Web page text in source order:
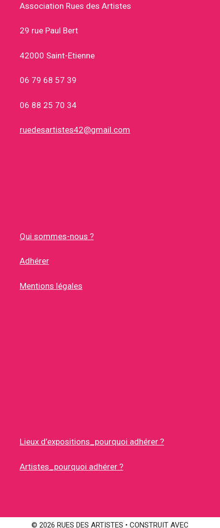
Association Rues des Artistes
29 rue Paul Bert
42000 Saint-Etienne
06 79 68 57 39
06 88 25 70 34
ruedesartistes42@gmail.com
Qui sommes-nous ?
Adhérer
Mentions légales
Lieux d’expositions_pourquoi adhérer ?
Artistes_pourquoi adhérer ?
© 2026 RUES DES ARTISTES • CONSTRUIT AVEC